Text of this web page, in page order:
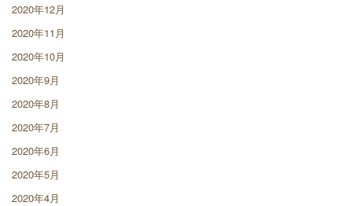
2020年12月
2020年11月
2020年10月
2020年9月
2020年8月
2020年7月
2020年6月
2020年5月
2020年4月